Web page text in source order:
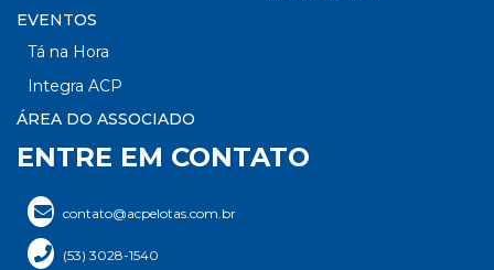
EVENTOS
Tá na Hora
Integra ACP
ÁREA DO ASSOCIADO
ENTRE EM CONTATO
contato@acpelotas.com.br
(53) 3028-1540